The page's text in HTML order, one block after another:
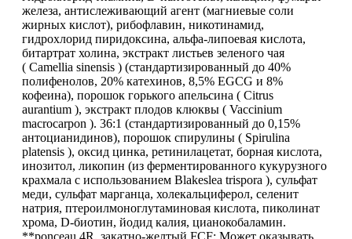
Протеиновые батончики
Протеиновые печенья
Для тренировки
НАЗАД
BCAA
Порошковые BCAA
железа, антислеживающий агент (магниевые соли
жирных кислот), рибофлавин, никотинамид,
гидрохлорид пиридоксина, альфа-липоевая кислота,
битартрат холина, экстракт листьев зеленого чая
( Camellia sinensis ) (стандартизированный до 40%
полифенолов, 20% катехинов, 8,5% EGCG и 8%
кофеина), порошок горького апельсина ( Citrus
aurantium ), экстракт плодов клюквы ( Vaccinium
macrocarpon ). 36:1 (стандартизированный до 0,15%
антоцианидинов), порошок спирулины ( Spirulina
platensis ), оксид цинка, ретинилацетат, борная кислота,
инозитол, ликопин (из ферментированного кукурузного
крахмала с использованием Blakeslea trispora ), сульфат
меди, сульфат марганца, холекальциферол, селенит
натрия, птероилмоноглутаминовая кислота, пиколинат
хрома, D-биотин, йодид калия, цианокобаламин.
**ponceau 4R, закатно-желтый FCF: Может оказывать